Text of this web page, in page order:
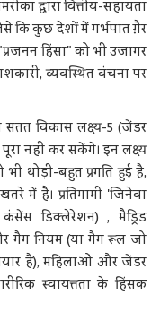
द्वारा वित्तीय-सहायता
कि कुछ देशों में गर्भपात ग़ैर
हिंसा" को भी उजागर
व्यवस्थित वंचना पर
विकास लक्ष्य-5 (जेंडर
नहीं कर सकेंगे। इन लक्ष्य
थोड़ी-बहुत प्रगति हुई है,
में है। प्रतिगामी 'जिनेवा
कंसेंस डिक्लेरेशन) , मैड्रिड
गैग नियम (या गैग रूल जो
है), महिलाओं और जेंडर
स्वायत्तता के हिंसक